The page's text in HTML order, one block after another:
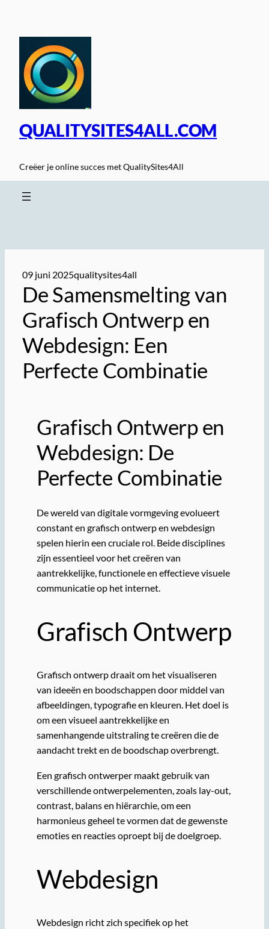
inhoud
QUALITYSITES4ALL.COM
Creëer je online succes met QualitySites4All
09 juni 2025qualitysites4all
De Samensmelting van
Grafisch Ontwerp en
Webdesign: Een
Perfecte Combinatie
Grafisch Ontwerp en
Webdesign: De
Perfecte Combinatie
De wereld van digitale vormgeving evolueert
constant en grafisch ontwerp en webdesign
spelen hierin een cruciale rol. Beide disciplines
zijn essentieel voor het creëren van
aantrekkelijke, functionele en effectieve visuele
communicatie op het internet.
Grafisch Ontwerp
Grafisch ontwerp draait om het visualiseren
van ideeën en boodschappen door middel van
afbeeldingen, typografie en kleuren. Het doel is
om een visueel aantrekkelijke en
samenhangende uitstraling te creëren die de
aandacht trekt en de boodschap overbrengt.
Een grafisch ontwerper maakt gebruik van
verschillende ontwerpelementen, zoals lay-out,
contrast, balans en hiërarchie, om een
harmonieus geheel te vormen dat de gewenste
emoties en reacties oproept bij de doelgroep.
Webdesign
Webdesign richt zich specifiek op het